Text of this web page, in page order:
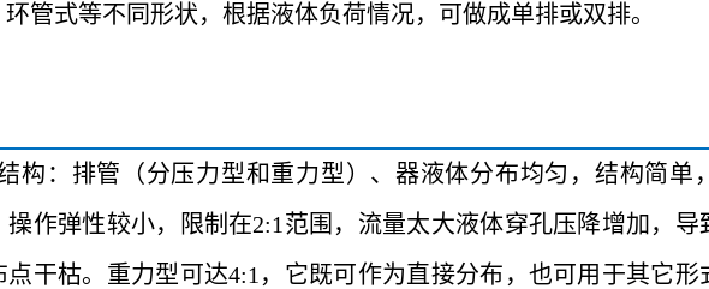
管式等不同形状，根据液体负荷情况，可做成单排或双排。
构：排管（分压力型和重力型）、器液体分布均匀，结构简单
作弹性较小，限制在2:1范围，流量太大液体穿孔压降增加，
干枯。重力型可达4:1，它既可作为直接分布，也可用于其它